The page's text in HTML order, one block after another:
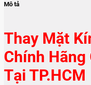
Mô tả
Thay Mặt
Chính Hãng
Tại TP.HCM